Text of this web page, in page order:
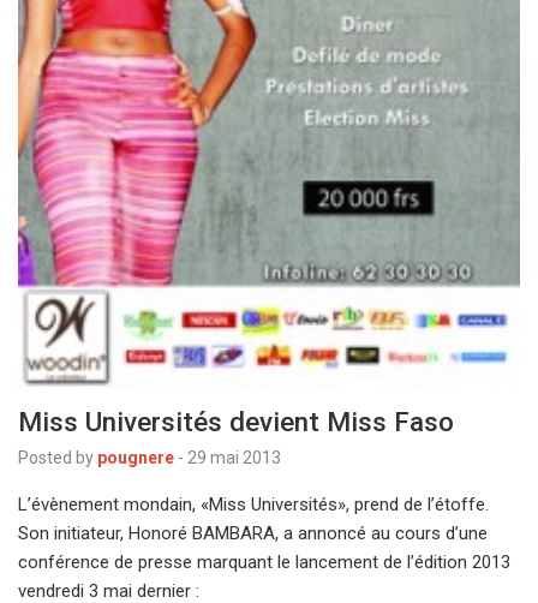
Miss Universités devient Miss Faso
Posted by pougnere - 29 mai 2013
L’évènement mondain, «Miss Universités», prend de l’étoffe.
Son initiateur, Honoré BAMBARA, a annoncé au cours d’une
conférence de presse marquant le lancement de l’édition 2013
vendredi 3 mai dernier :